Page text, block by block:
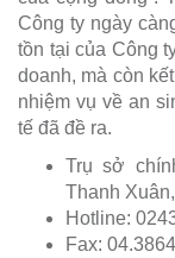
Công ty ngày
tồn tại của Công
doanh, mà còn
nhiệm vụ về an
tế đã đề ra.
Trụ sở
Thanh
Hotline:
Fax: